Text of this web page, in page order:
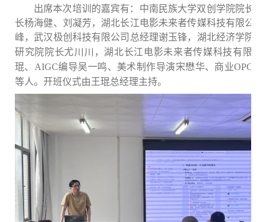
出席本次培训的嘉宾有：中南民族大学双创学院院长
长杨海健、刘凝芳， 湖北长江电影未来者传媒科技有限公
峰，武汉极创科技有限公司总经理谢玉锋，湖北经济学院
研究院院长尤川川，湖北长江电影未来者传媒科技有限公
琨、 AIGC编导吴一鸣、美术制作导演宋懋华、商业OPC
等人。开班仪式由王琨总经理主持。